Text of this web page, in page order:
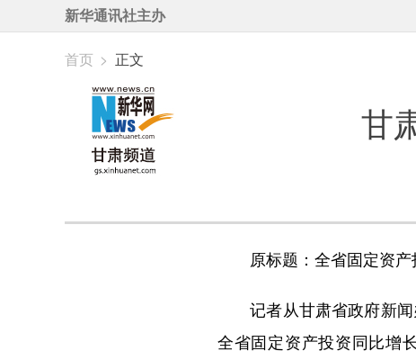
新华通讯社主办
首页 > 正文
甘
原标题：全省固定资产
记者从甘肃省政府新闻
全省固定资产投资同比增